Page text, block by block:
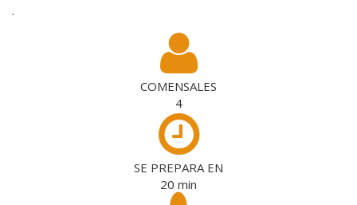
·
COMENSALES
4
SE PREPARA EN
20 min